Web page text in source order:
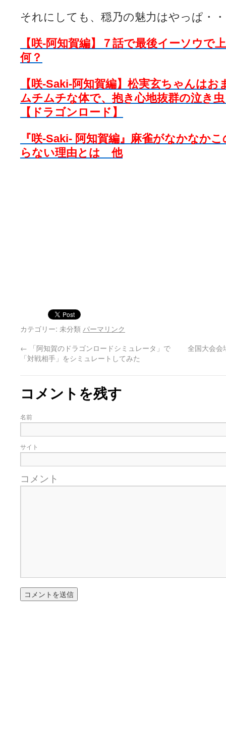
それにしても、穏乃の魅力はやっぱ・
【咲-阿知賀編】７話で最後イーソウで
何？
【咲-Saki-阿知賀編】松実玄ちゃんは
ムチムチな体で、抱き心地抜群の泣き
【ドラゴンロード】
『咲-Saki- 阿知賀編』麻雀がなかなか
らない理由とは 他
カテゴリー: 未分類 パーマリンク
← 「阿知賀のドラゴンロードシミュレータ」で
「対戦相手」をシミュレートしてみた
全国大会会
コメントを残す
名前
サイト
コメント